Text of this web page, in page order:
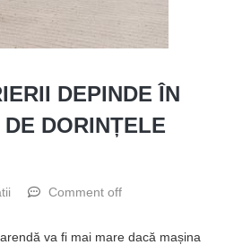
DEPINDE ÎN
DORINȚELE
Comment off
va fi mai mare dacă mașina